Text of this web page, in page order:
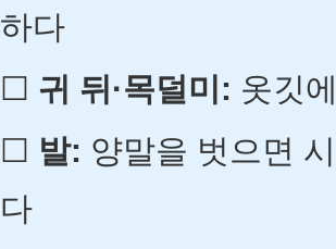
하다
☐ 귀 뒤·목덜미: 옷깃
☐ 발: 양말을 벗으면
다